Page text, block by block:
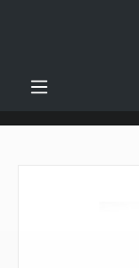
Zum Hauptinhalt